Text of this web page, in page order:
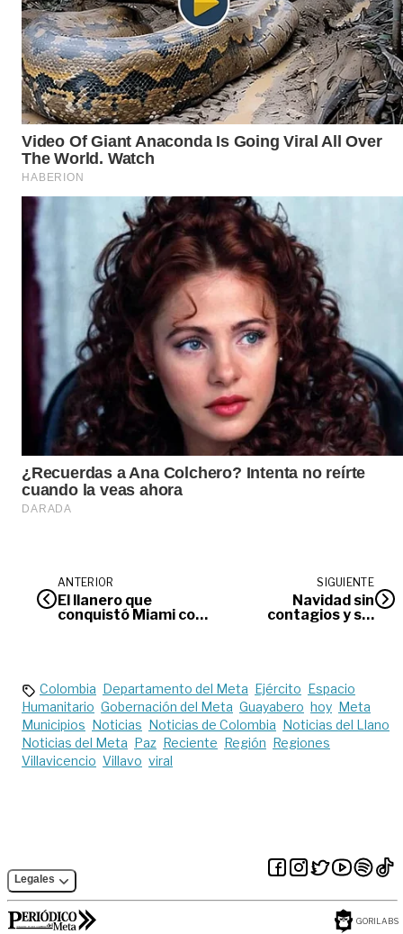
ANTERIOR
El llanero que
conquistó Miami con
SIGUIENTE
Navidad sin
contagios y sin
Colombia Departamento del Meta Ejército Espacio
Humanitario Gobernación del Meta Guayabero hoy Meta
Municipios Noticias Noticias de Colombia Noticias del Llano
Noticias del Meta Paz Reciente Región Regiones
Villavicencio Villavo viral
Legales
GORILABS